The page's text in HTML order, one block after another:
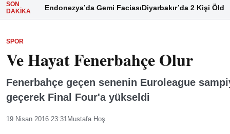
SON
DAKIKA
Endonezya’da Gemi FaciasıDiyarbakır’da 2 Kişi Öldü
SPOR
Ve Hayat Fenerbahçe Olur
Fenerbahçe geçen senenin Euroleague
geçerek Final Four'a yükseldi
19 Nisan 2016 23:31Mustafa Hoş